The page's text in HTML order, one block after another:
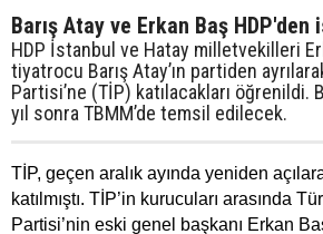
Barış Atay ve Erkan Baş
HDP İstanbul ve Hatay milletvekilleri
tiyatrocu Barış Atay’ın partiden
Partisi’ne (TİP) katılacakları öğrenildi.
yıl sonra TBMM’de temsil edilecek.
TİP, geçen aralık ayında yeniden
katılmıştı. TİP’in kurucuları arasında
Partisi’nin eski genel başkanı Erkan